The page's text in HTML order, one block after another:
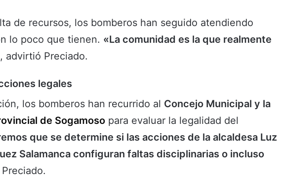
de recursos, los bomberos han seguido atendiendo
lo poco que tienen. «La comunidad es la que realmente
, advirtió Preciado.
legales
los bomberos han recurrido al Concejo Municipal y la
de Sogamoso para evaluar la legalidad del
que se determine si las acciones de la alcaldesa Luz
Salamanca configuran faltas disciplinarias o incluso